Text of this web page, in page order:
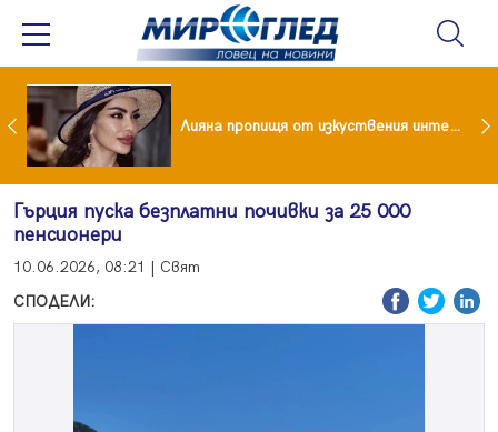
Популярен риалити герой заряза жена си заради друга Лияна пропищя от изкуствения интелект
Гърция пуска безплатни почивки за 25 000
пенсионери
10.06.2026, 08:21 | Свят
СПОДЕЛИ: